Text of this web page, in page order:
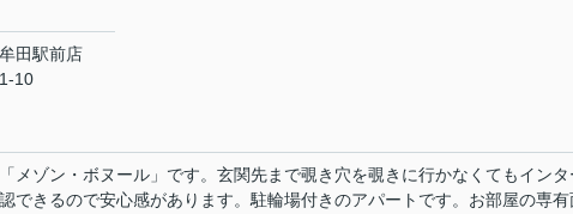
田駅前店
10
メゾン・ボヌール」です。玄関先まで覗き穴を覗きに行かなくてもインタ
できるので安心感があります。駐輪場付きのアパートです。お部屋の専有